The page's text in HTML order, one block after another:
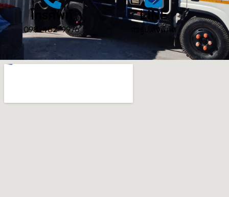
โทรศัพท์
098-482-9976
LINE
ส่งรูป ส่งพิกัด